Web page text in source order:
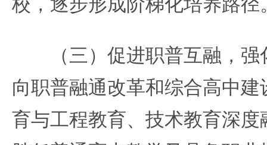
（三）促进职普互融，强
向职普融通改革和综合高中
育与工程教育、技术教育深